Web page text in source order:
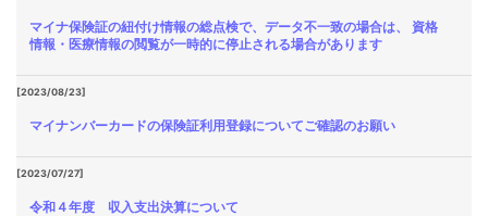
マイナ保険証の紐付け情報の総点検で、データ不一致の場合は、 資格
情報・医療情報の閲覧が一時的に停止される場合があります
[2023/08/23]
マイナンバーカードの保険証利用登録についてご確認のお願い
[2023/07/27]
令和４年度 収入支出決算について